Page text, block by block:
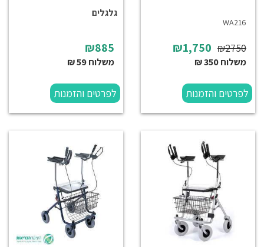
WA216
₪1,750 ₪2750
משלוח 350 ₪
לפרטים והזמנות
גלגלים
₪885
משלוח 59 ₪
לפרטים והזמנות